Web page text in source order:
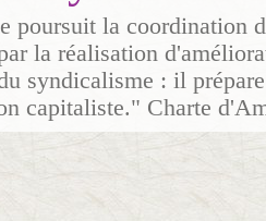
poursuit la coordination
la réalisation
syndicalisme : il
capitaliste." Charte